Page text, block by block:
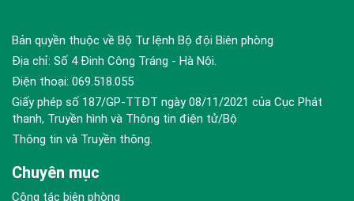
Bản quyền thuộc về Bộ Tư lệnh Bộ đội Biên phòng
Địa chỉ: Số 4 Đinh Công Tráng - Hà Nội.
Điện thoại: 069.518.055
Giấy phép số 187/GP-TTĐT ngày 08/11/2021 của Cục Phát
thanh, Truyền hình và Thông tin điện tử/Bộ
Thông tin và Truyền thông.
Chuyên mục
Công tác biên phòng